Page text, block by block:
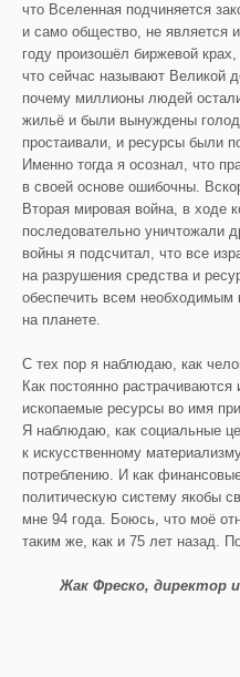
что Вселенная подчиняется
и само общество, не является
году произошёл биржевой
что сейчас называют Великой
почему миллионы людей
жильё и были вынуждены
простаивали, и ресурсы были
Именно тогда я осознал, что
в своей основе ошибочны.
Вторая мировая война, в ходе
последовательно уничтожали
войны я подсчитал, что все
на разрушения средства и
обеспечить всем необходимым
на планете.
С тех пор я наблюдаю, как
Как постоянно
ископаемые ресурсы во имя
Я наблюдаю, как социальные
к искусственному
потреблению. И как
политическую систему якобы
мне 94 года. Боюсь, что моё
таким же, как и 75 лет назад.
Жак Фреско, директор